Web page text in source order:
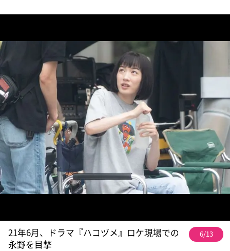
21年6月、ドラマ『ハコヅメ』ロケ現場での
永野を目撃
6/13